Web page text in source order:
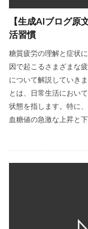
【生成AIブログ原
活習慣
糖質疲労の理解と症状
因で起こるさまざまな
について解説していき
とは、日常生活におい
状態を指します。特に
血糖値の急激な上昇と